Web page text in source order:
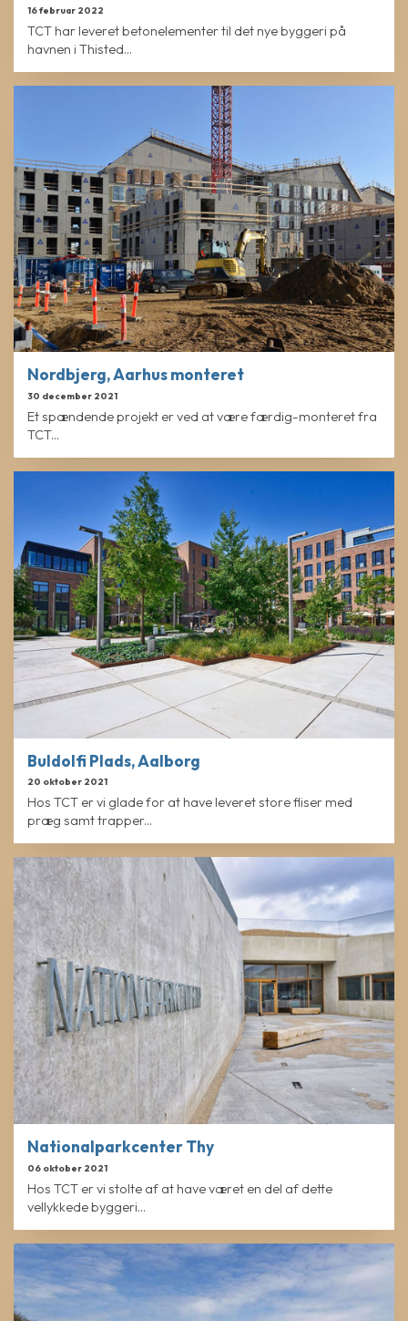
16 februar 2022
TCT har leveret betonelementer til det nye byggeri på
havnen i Thisted...
Nordbjerg, Aarhus monteret
30 december 2021
Et spændende projekt er ved at være færdig-monteret fra
TCT...
Buldolfi Plads, Aalborg
20 oktober 2021
Hos TCT er vi glade for at have leveret store fliser med
præg samt trapper...
Nationalparkcenter Thy
06 oktober 2021
Hos TCT er vi stolte af at have været en del af dette
vellykkede byggeri...